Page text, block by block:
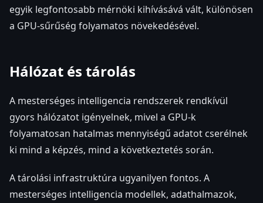
egyik legfontosabb mérnöki kihívásává vált, különösen
a GPU-sűrűség folyamatos növekedésével.
Hálózat és tárolás
A mesterséges intelligencia rendszerek rendkívül
gyors hálózatot igényelnek, mivel a GPU-k
folyamatosan hatalmas mennyiségű adatot cserélnek
ki mind a képzés, mind a következtetés során.
A tárolási infrastruktúra ugyanilyen fontos. A
mesterséges intelligencia modellek, adathalmazok,